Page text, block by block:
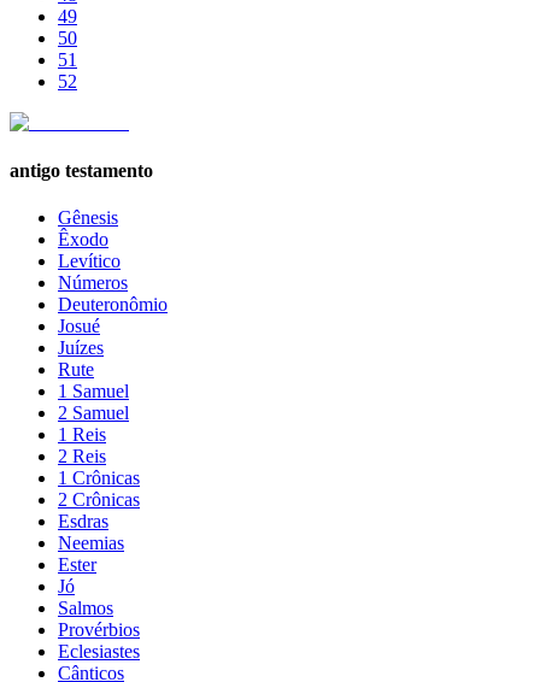
49
50
51
52
antigo testamento
Gênesis
Êxodo
Levítico
Números
Deuteronômio
Josué
Juízes
Rute
1 Samuel
2 Samuel
1 Reis
2 Reis
1 Crônicas
2 Crônicas
Esdras
Neemias
Ester
Jó
Salmos
Provérbios
Eclesiastes
Cânticos